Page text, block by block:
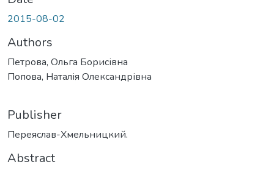
2015-08-02
Authors
Петрова, Ольга Борисівна
Попова, Наталія Олександрівна
Publisher
Переяслав-Хмельницкий.
Abstract